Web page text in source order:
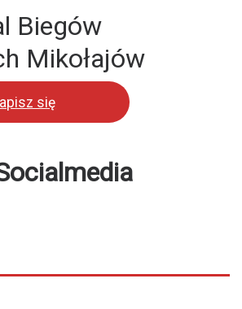
Biegów
Mikołajów
się